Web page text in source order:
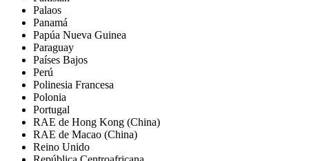
Palaos
Panamá
Papúa Nueva Guinea
Paraguay
Países Bajos
Perú
Polinesia Francesa
Polonia
Portugal
RAE de Hong Kong (China)
RAE de Macao (China)
Reino Unido